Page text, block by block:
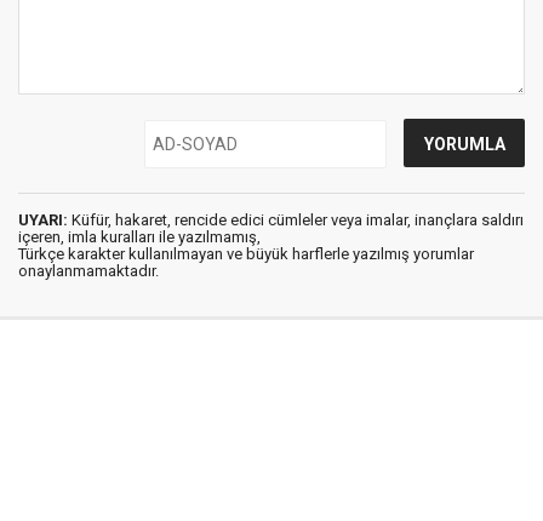
UYARI: Küfür, hakaret, rencide edici cümleler veya imalar, inançlara saldırı
içeren, imla kuralları ile yazılmamış,
Türkçe karakter kullanılmayan ve büyük harflerle yazılmış yorumlar
onaylanmamaktadır.